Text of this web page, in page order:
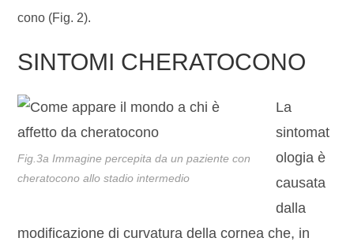
cono (Fig. 2).
SINTOMI CHERATOCONO
Fig.3a Immagine percepita da un paziente con
cheratocono allo stadio intermedio
La
sintomat
ologia è
causata
dalla
modificazione di curvatura della cornea che, in